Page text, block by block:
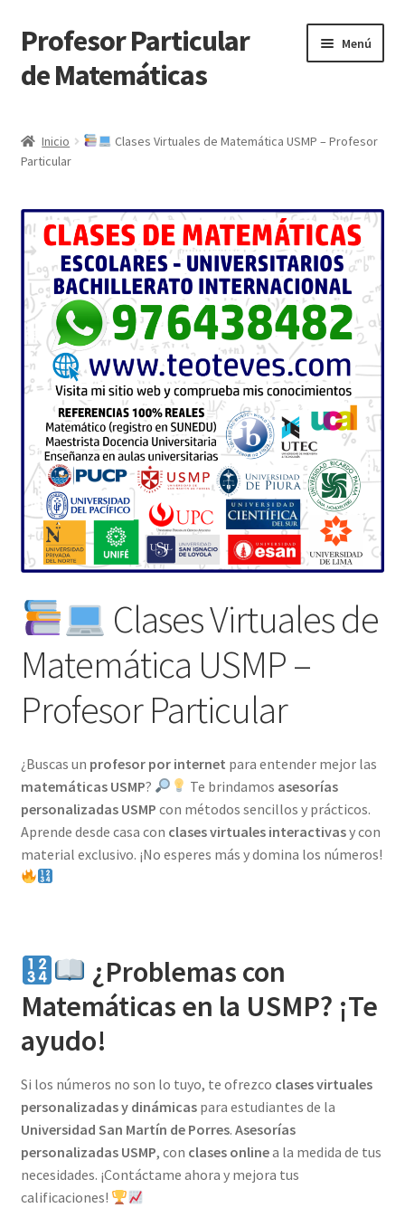
Ir
a
la
Ir
al
contenido
Profesor Particular
de Matemáticas
Menú
Tienda de Matemáticas 100% GRATIS
Inicio
Clases Virtuales de Matemática USMP – Profesor
Particular
Clases Virtuales de
Matemática USMP –
Profesor Particular
¿Buscas un profesor por internet para entender mejor las
matemáticas USMP? Te brindamos asesorías
personalizadas USMP con métodos sencillos y prácticos.
Aprende desde casa con clases virtuales interactivasy con
material exclusivo. ¡No esperes más y domina los números!
¿Problemas con
Matemáticas en la USMP? ¡Te
ayudo!
Si los números no son lo tuyo, te ofrezco clases virtuales
personalizadas y dinámicaspara estudiantes de la
Universidad San Martín de Porres. Asesorías
personalizadas USMP, con clases onlinea la medida de tus
necesidades. ¡Contáctame ahora y mejora tus
calificaciones!